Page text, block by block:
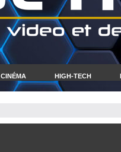
CINÉMA HIGH-TECH